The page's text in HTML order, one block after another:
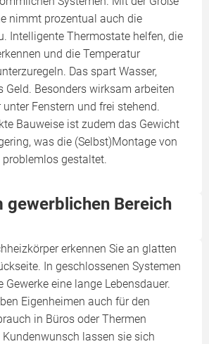
nimmt prozentual auch die
Intelligente Thermostate helfen, die
und die Temperatur
Das spart Wasser,
Geld. Besonders wirksam arbeiten
Fenstern und frei stehend.
Bauweise ist zudem das Gewicht
was die (Selbst)Montage von
gestaltet.
gewerblichen Bereich
erkennen Sie an glatten
In geschlossenen Systemen
Gewerke eine lange Lebensdauer.
Eigenheimen auch für den
in Büros oder Thermen
lassen sie sich